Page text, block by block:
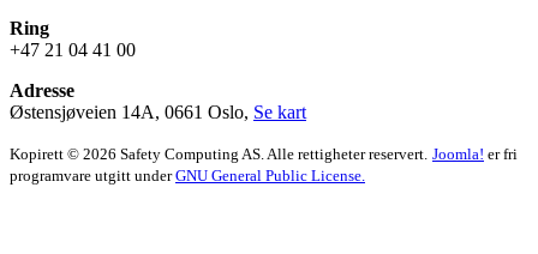
Ring
+47 21 04 41 00
Adresse
Østensjøveien 14A, 0661 Oslo, Se kart
Kopirett © 2026 Safety Computing AS. Alle rettigheter reservert. Joomla! er fri
programvare utgitt underGNU General Public License.